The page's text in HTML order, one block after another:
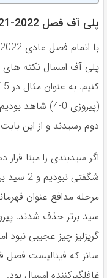
پلی آف فصل 2022-2021 لیگ NBA
پلی آف امسال نکته
دوم رسیدند و از این
اگر سیدبندی را مبنا
شگفتی
سید برتر حذف شدند.
گریزلیز چیز عجیبی نبود
سانز که فینالیست فصل